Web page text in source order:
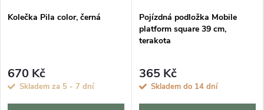
Kolečka Pila color, černá
670 Kč
Skladem za 5 - 7 dní
Pojízdná podložka Mobile
platform square 39 cm,
terakota
365 Kč
Skladem do 14 dní